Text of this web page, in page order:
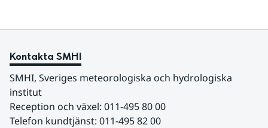
Kontakta SMHI
SMHI, Sveriges meteorologiska och hydrologiska
institut
Reception och växel: 011-495 80 00
Telefon kundtjänst: 011-495 82 00